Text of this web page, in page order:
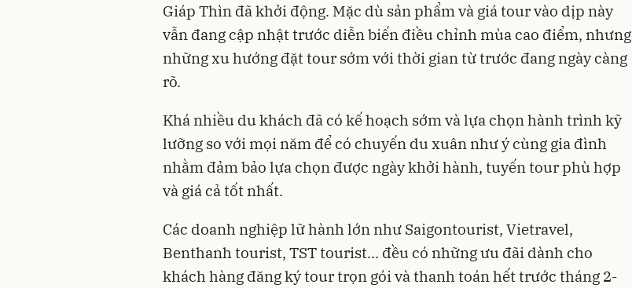
Giáp Thìn đã khởi động. Mặc dù sản phẩm và giá tour vào dịp này
vẫn đang cập nhật trước diễn biến điều chỉnh mùa cao điểm, nhưng
những xu hướng đặt tour sớm với thời gian từ trước đang ngày càng
rõ.
Khá nhiều du khách đã có kế hoạch sớm và lựa chọn hành trình kỹ
lưỡng so với mọi năm để có chuyến du xuân như ý cùng gia đình
nhằm đảm bảo lựa chọn được ngày khởi hành, tuyến tour phù hợp
và giá cả tốt nhất.
Các doanh nghiệp lữ hành lớn như Saigontourist, Vietravel,
Benthanh tourist, TST tourist... đều có những ưu đãi dành cho
khách hàng đăng ký tour trọn gói và thanh toán hết trước tháng 2-